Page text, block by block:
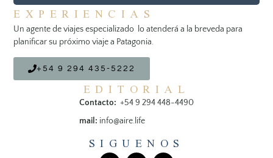
EXPERIENCIAS
Un agente de viajes especializado lo atenderá a la breveda para
planificar su próximo viaje a Patagonia.
+54 9 294 435-5222
EDITORIAL
Contacto: +54 9 294 448-4490
mail: info@aire.life
SIGUENOS